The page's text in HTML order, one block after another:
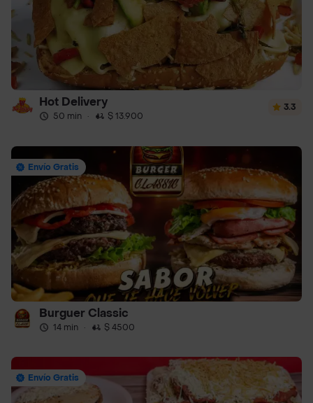
Hot Delivery
50 min · $ 13.900
3.3
Envío Gratis
Burguer Classic
14 min · $ 4500
Envío Gratis